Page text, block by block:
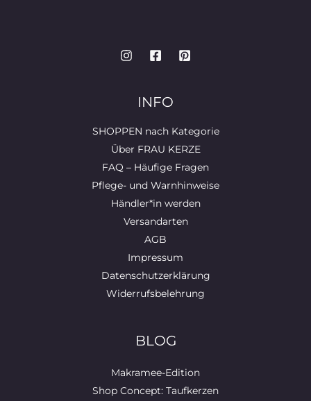
INFO
SHOPPEN nach Kategorie
Über FRAU KERZE
FAQ – Häufige Fragen
Pflege- und Warnhinweise
Händler*in werden
Versandarten
AGB
Impressum
Datenschutzerklärung
Widerrufsbelehrung
BLOG
Makramee-Edition
Shop Concept: Taufkerzen